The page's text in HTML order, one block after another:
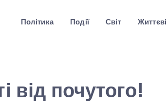
Політика Події Світ Життєві
від почутого!